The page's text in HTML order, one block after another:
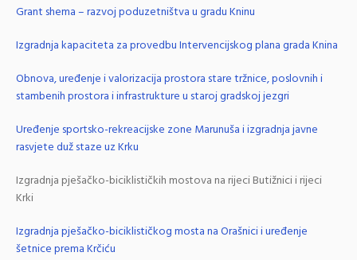
Grant shema – razvoj poduzetništva u gradu Kninu
Izgradnja kapaciteta za provedbu Intervencijskog plana grada Knina
Obnova, uređenje i valorizacija prostora stare tržnice, poslovnih i
stambenih prostora i infrastrukture u staroj gradskoj jezgri
Uređenje sportsko-rekreacijske zone Marunuša i izgradnja javne
rasvjete duž staze uz Krku
Izgradnja pješačko-biciklističkih mostova na rijeci Butižnici i rijeci
Krki
Izgradnja pješačko-biciklističkog mosta na Orašnici i uređenje
šetnice prema Krčiću